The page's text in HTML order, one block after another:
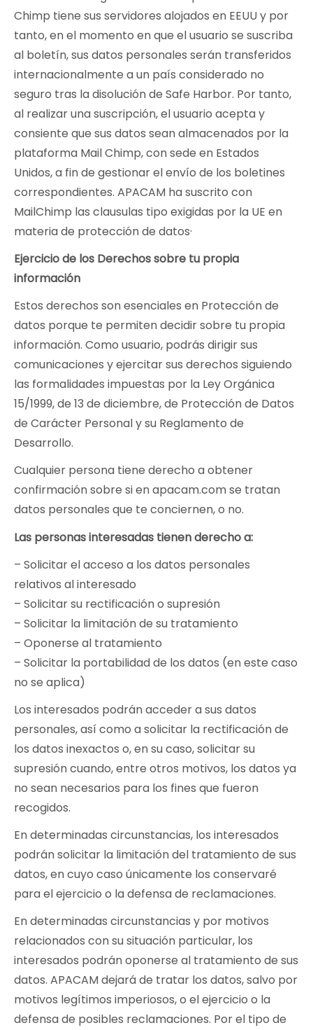
Chimp tiene sus servidores alojados en EEUU y por
tanto, en el momento en que el usuario se suscriba
al boletín, sus datos personales serán transferidos
internacionalmente a un país considerado no
seguro tras la disolución de Safe Harbor. Por tanto,
al realizar una suscripción, el usuario acepta y
consiente que sus datos sean almacenados por la
plataforma Mail Chimp, con sede en Estados
Unidos, a fin de gestionar el envío de los boletines
correspondientes. APACAM ha suscrito con
MailChimp las clausulas tipo exigidas por la UE en
materia de protección de datos·
Ejercicio de los Derechos sobre tu propia
información
Estos derechos son esenciales en Protección de
datos porque te permiten decidir sobre tu propia
información. Como usuario, podrás dirigir sus
comunicaciones y ejercitar sus derechos siguiendo
las formalidades impuestas por la Ley Orgánica
15/1999, de 13 de diciembre, de Protección de Datos
de Carácter Personal y su Reglamento de
Desarrollo.
Cualquier persona tiene derecho a obtener
confirmación sobre si en apacam.com se tratan
datos personales que te conciernen, o no.
Las personas interesadas tienen derecho a:
– Solicitar el acceso a los datos personales
relativos al interesado
– Solicitar su rectificación o supresión
– Solicitar la limitación de su tratamiento
– Oponerse al tratamiento
– Solicitar la portabilidad de los datos (en este caso
no se aplica)
Los interesados podrán acceder a sus datos
personales, así como a solicitar la rectificación de
los datos inexactos o, en su caso, solicitar su
supresión cuando, entre otros motivos, los datos ya
no sean necesarios para los fines que fueron
recogidos.
En determinadas circunstancias, los interesados
podrán solicitar la limitación del tratamiento de sus
datos, en cuyo caso únicamente los conservaré
para el ejercicio o la defensa de reclamaciones.
En determinadas circunstancias y por motivos
relacionados con su situación particular, los
interesados podrán oponerse al tratamiento de sus
datos. APACAM dejará de tratar los datos, salvo por
motivos legítimos imperiosos, o el ejercicio o la
defensa de posibles reclamaciones. Por el tipo de